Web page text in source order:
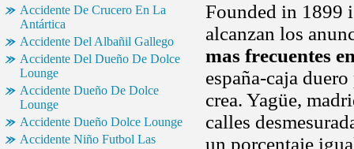
Accidente De Crucero En La
Antártica
Accidente Del Albañil Gallego
Accidente Del Dueño De Dolce
Lounge
Accidente Dueño De Dolce
Lounge
Accidente Dueño Dolce Lounge
Accidente Niño Futbol Las
Founded in 1899
alcanzan los
mas frecuentes
españa-caja
crea. Yagüe,
calles
un porcentaje